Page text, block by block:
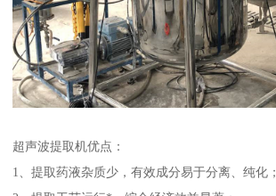
超声波提取机优点：
1、提取药液杂质少，有效成分易于分离、纯化；